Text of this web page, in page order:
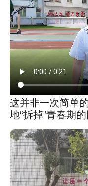
这并非一次简单
地“拆掉”青春期的